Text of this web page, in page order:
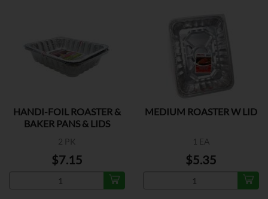
HANDI-FOIL ROASTER &
BAKER PANS & LIDS
2 PK
$7.15
MEDIUM ROASTER W LID
1 EA
$5.35